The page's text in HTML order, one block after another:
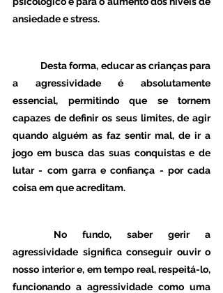
ansiedade e stress.
a agressividade é absolutamente
essencial, permitindo que se tornem
capazes de definir os seus limites, de agir
quando alguém as faz sentir mal, de ir a
jogo em busca das suas conquistas e de
lutar - com garra e confiança - por cada
coisa em que acreditam.
agressividade significa conseguir ouvir o
nosso interior e, em tempo real, respeitá-lo,
funcionando a agressividade como uma